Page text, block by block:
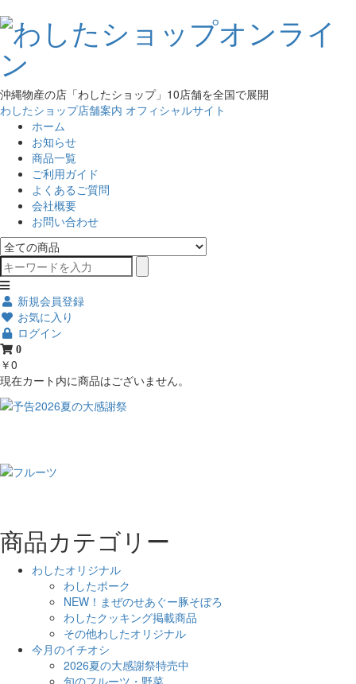
沖縄物産の店「わしたショップ」10店舗を全国で展開
わしたショップ店舗案内 オフィシャルサイト
ホーム
お知らせ
商品一覧
ご利用ガイド
よくあるご質問
会社概要
お問い合わせ
新規会員登録
お気に入り
ログイン
0
￥0
現在カート内に商品はございません。
商品カテゴリー
わしたオリジナル
わしたポーク
NEW！まぜのせあぐー豚そぼろ
わしたクッキング掲載商品
その他わしたオリジナル
今月のイチオシ
2026夏の大感謝祭特売中
旬のフルーツ・野菜